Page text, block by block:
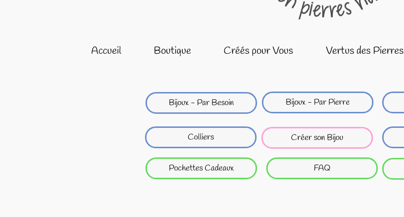
Accueil Boutique Créés pour Vous Vertus des Pierres
Bijoux - Par Pierre
Bijoux - Par Besoin
Colliers Créer son Bijou
FAQ
Pochettes Cadeaux